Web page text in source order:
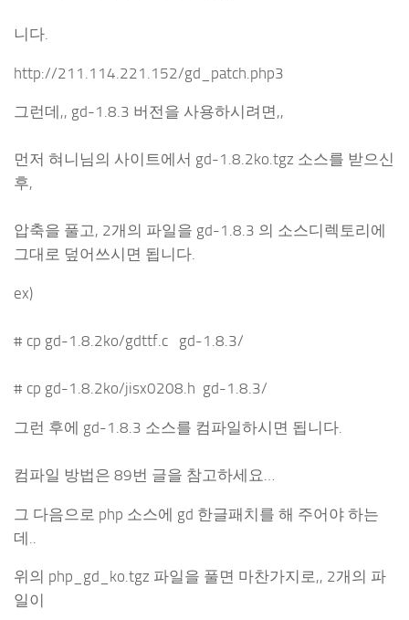
니다.
http://211.114.221.152/gd_patch.php3
그런데,, gd-1.8.3 버전을 사용하시려면,,
먼저 혀니님의 사이트에서 gd-1.8.2ko.tgz 소스를 받으신
후,
압축을 풀고, 2개의 파일을 gd-1.8.3 의 소스디렉토리에
그대로 덮어쓰시면 됩니다.
ex)
# cp gd-1.8.2ko/gdttf.c gd-1.8.3/
# cp gd-1.8.2ko/jisx0208.h gd-1.8.3/
그런 후에 gd-1.8.3 소스를 컴파일하시면 됩니다.
컴파일 방법은 89번 글을 참고하세요…
그 다음으로 php 소스에 gd 한글패치를 해 주어야 하는
데..
위의 php_gd_ko.tgz 파일을 풀면 마찬가지로,, 2개의 파
일이